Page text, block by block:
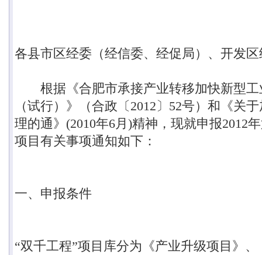
各县市区经委（经信委、经促局）、开发
根据《合肥市承接产业转移加快新型工
（试行）》（合政〔2012〕 52号）和《关于
理的通》 (2010年6月 )精神，现就申报2012
项目有关事项通知如下：
一、申报条件
“双千工程”项目库分为《产业升级项目》